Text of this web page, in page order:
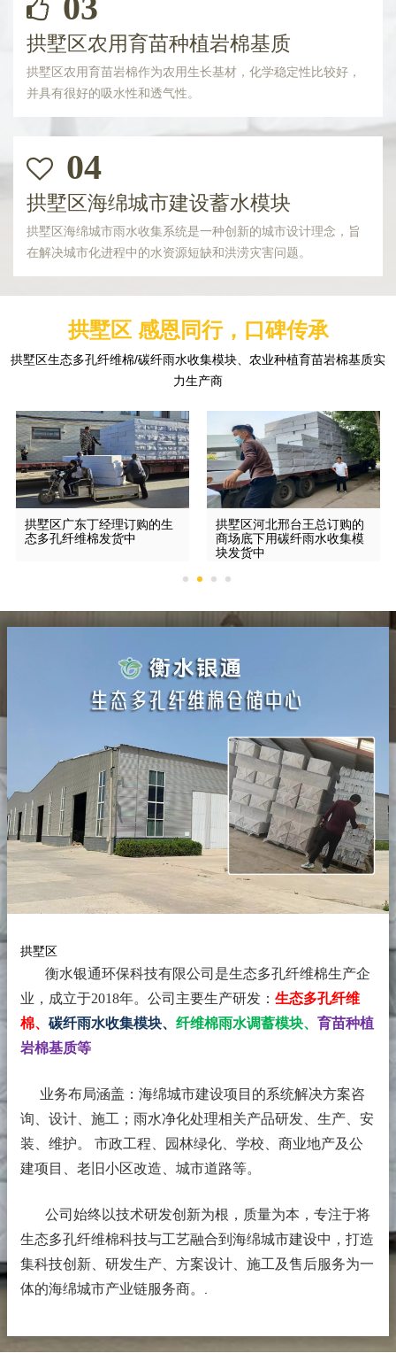
拱墅区农用育苗种植岩棉基质
拱墅区农用育苗岩棉作为农用生长基材，化学稳定性比较好，
并具有很好的吸水性和透气性。
04
拱墅区海绵城市建设蓄水模块
拱墅区海绵城市雨水收集系统是一种创新的城市设计理念，旨
在解决城市化进程中的水资源短缺和洪涝灾害问题。
拱墅区 感恩同行，口碑传承
拱墅区生态多孔纤维棉/碳纤雨水收集模块、农业种植育苗岩棉基质实
力生产商
拱墅区广东丁经理订购的生
态多孔纤维棉发货中
拱墅区河北邢台王总订购的
商场底下用碳纤雨水收集模
块发货中
拱墅区
衡水银通环保科技有限公司是生态多孔纤维棉生产企
业，成立于2018年。 公司主要生产研发： 生态多孔纤维
棉、 碳纤雨水收集模块、 纤维棉雨水调蓄模块、 育苗种植
岩棉基质等
业务布局涵盖：海绵城市建设项目的系统解决方案咨
询、设计、施工；雨水净化处理相关产品研发、生产、安
装、维护。 市政工程、园林绿化、学校、商业地产及公
建项目、老旧小区改造、城市道路等。
公司始终以技术研发创新为根，质量为本，专注于将
生态多孔纤维棉科技与工艺融合到海绵城市建设中，打造
集科技创新、研发生产、方案设计、施工及售后服务为一
体的海绵城市产业链服务商。